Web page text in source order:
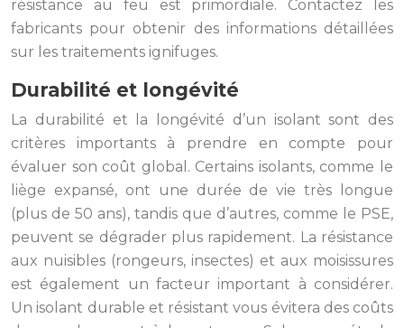
résistance au feu est primordiale. Contactez les
fabricants pour obtenir des informations détaillées
sur les traitements ignifuges.
Durabilité et longévité
La durabilité et la longévité d’un isolant sont des
critères importants à prendre en compte pour
évaluer son coût global. Certains isolants, comme le
liège expansé, ont une durée de vie très longue
(plus de 50 ans), tandis que d’autres, comme le PSE,
peuvent se dégrader plus rapidement. La résistance
aux nuisibles (rongeurs, insectes) et aux moisissures
est également un facteur important à considérer.
Un isolant durable et résistant vous évitera des coûts